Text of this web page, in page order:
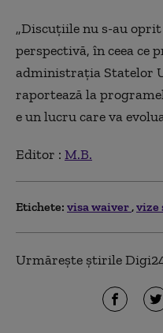
„Discuţiile nu s-au
perspectivă, în ceea ce
administraţia Statelor
raportează la
e un lucru care va
Editor : M.B.
Etichete: visa waiver vize
Urmărește știrile